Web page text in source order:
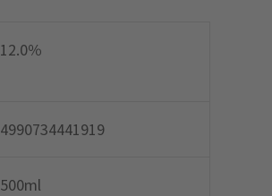
12.0％
4990734441919
500ml